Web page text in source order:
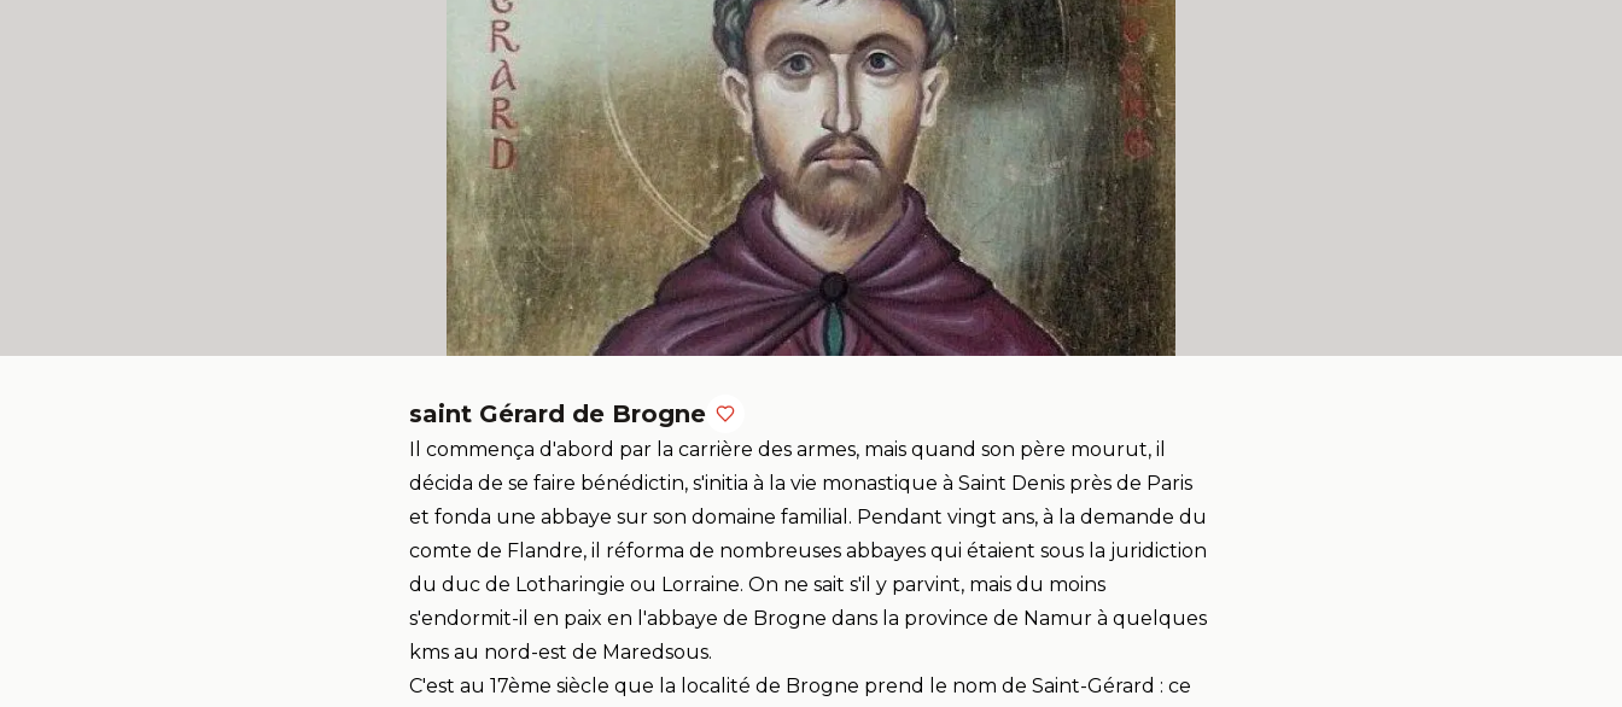
saint Gérard de Brogne
Il commença d'abord par la carrière des armes, mais quand son père mourut, il
décida de se faire bénédictin, s'initia à la vie monastique à Saint Denis près de Paris
et fonda une abbaye sur son domaine familial. Pendant vingt ans, à la demande du
comte de Flandre, il réforma de nombreuses abbayes qui étaient sous la juridiction
du duc de Lotharingie ou Lorraine. On ne sait s'il y parvint, mais du moins
s'endormit-il en paix en l'abbaye de Brogne dans la province de Namur à quelques
kms au nord-est de Maredsous.
C'est au 17ème siècle que la localité de Brogne prend le nom de Saint-Gérard : ce